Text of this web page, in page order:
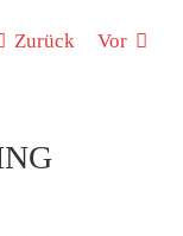
Zurück Vor